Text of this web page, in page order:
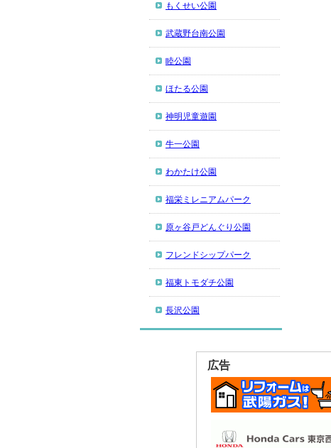
もくせい公園
武蔵野台南公園
睦公園
ほたる公園
神明児童遊園
牛一公園
わかたけ公園
福栄ミレニアムパーク
原ヶ谷戸どんぐり公園
フレンドシップパーク
福東トモダチ公園
長沢公園
広告